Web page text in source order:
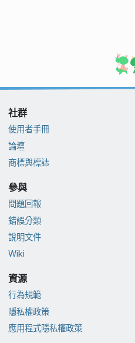
社群
使用者手冊
論壇
商標與標誌
參與
問題回報
錯誤分類
說明文件
Wiki
資源
行為規範
隱私權政策
應用程式隱私權政策